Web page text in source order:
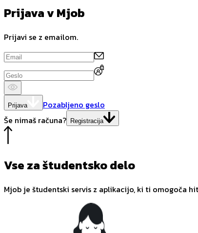
Prijava v Mjob
Prijavi se z emailom.
Prijava
Pozabljeno geslo
Še nimaš računa? Registracija
Vse za študentsko delo
Mjob je študentski servis z aplikacijo, ki ti omogoča